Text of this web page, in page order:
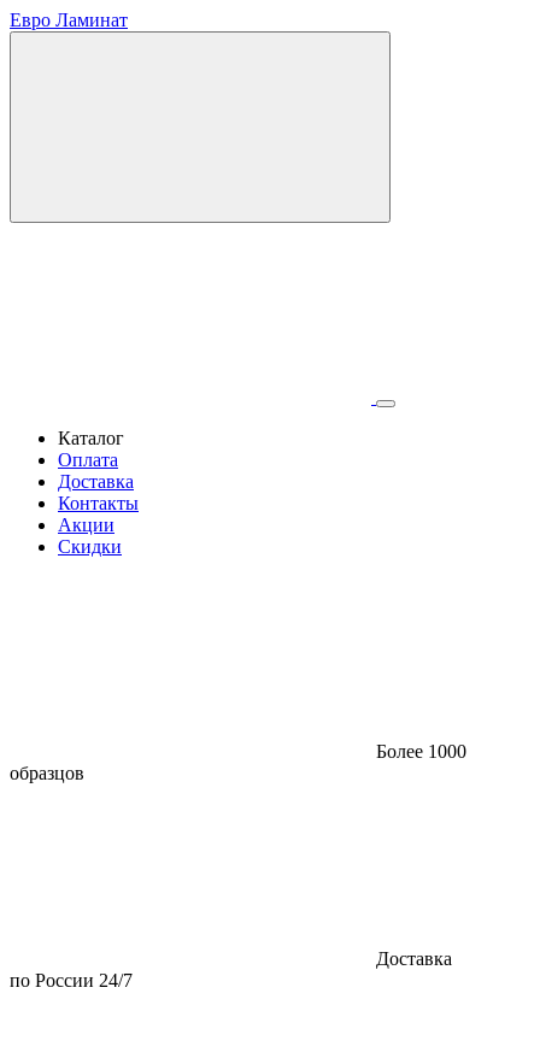
Евро Ламинат
Каталог
Оплата
Доставка
Контакты
Акции
Скидки
Более 1000
образцов
Доставка
по России 24/7